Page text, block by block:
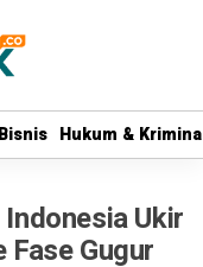
Hukum &
Hukum &
Ukir
Gugur